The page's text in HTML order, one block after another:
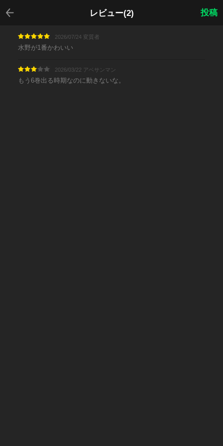
レビュー(2)
戻る
投稿
2026/07/24 変質者
水野が1番かわいい
2026/03/22 アベサンマン
もう6巻出る時期なのに動きないな。